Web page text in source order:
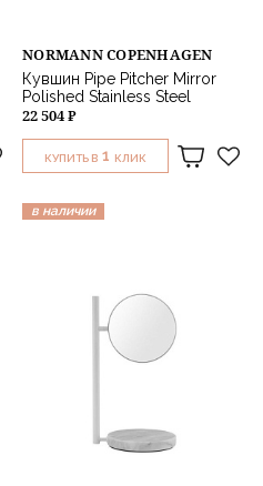
NORMANN COPENHAGEN
Кувшин Pipe Pitcher Mirror
Polished Stainless Steel
22 504 ₽
КУПИТЬ В 1 КЛИК
в наличии